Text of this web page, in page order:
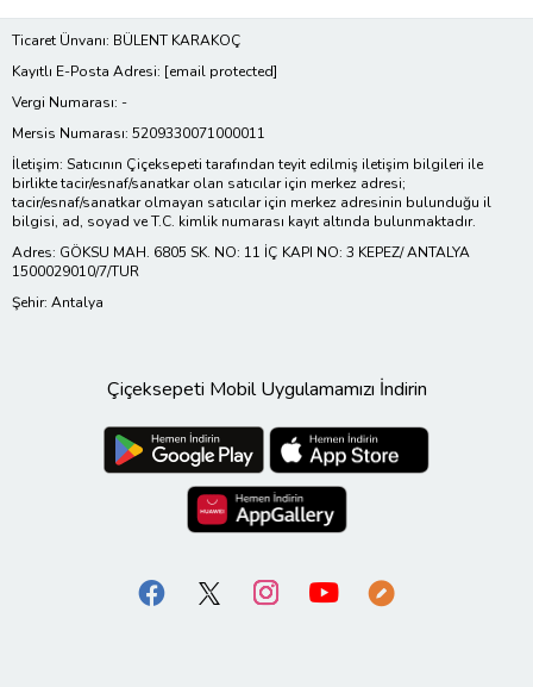
Ticaret Ünvanı: BÜLENT KARAKOÇ
Kayıtlı E-Posta Adresi: [email protected]
Vergi Numarası: -
Mersis Numarası: 5209330071000011
İletişim: Satıcının Çiçeksepeti tarafından teyit edilmiş iletişim bilgileri ile
birlikte tacir/esnaf/sanatkar olan satıcılar için merkez adresi;
tacir/esnaf/sanatkar olmayan satıcılar için merkez adresinin bulunduğu il
bilgisi, ad, soyad ve T.C. kimlik numarası kayıt altında bulunmaktadır.
Adres: GÖKSU MAH. 6805 SK. NO: 11 İÇ KAPI NO: 3 KEPEZ/ ANTALYA
1500029010/7/TUR
Şehir: Antalya
Çiçeksepeti Mobil Uygulamamızı İndirin